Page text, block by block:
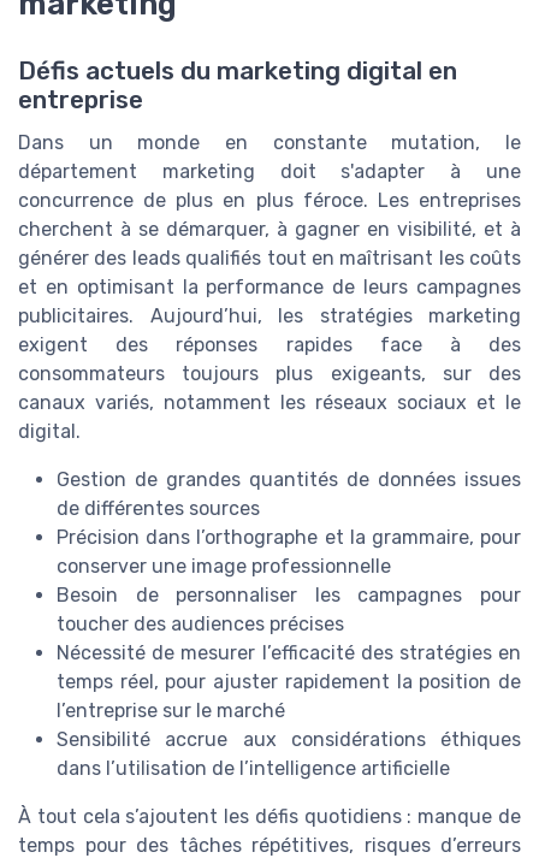
Défis actuels du marketing digital en
entreprise
Dans un monde en constante mutation, le
département marketing doit s'adapter à une
concurrence de plus en plus féroce. Les entreprises
cherchent à se démarquer, à gagner en visibilité, et à
générer des leads qualifiés tout en maîtrisant les coûts
et en optimisant la performance de leurs campagnes
publicitaires. Aujourd’hui, les stratégies marketing
exigent des réponses rapides face à des
consommateurs toujours plus exigeants, sur des
canaux variés, notamment les réseaux sociaux et le
digital.
Gestion de grandes quantités de données issues
de différentes sources
Précision dans l’orthographe et la grammaire, pour
conserver une image professionnelle
Besoin de personnaliser les campagnes pour
toucher des audiences précises
Nécessité de mesurer l’efficacité des stratégies en
temps réel, pour ajuster rapidement la position de
l’entreprise sur le marché
Sensibilité accrue aux considérations éthiques
dans l’utilisation de l’intelligence artificielle
À tout cela s’ajoutent les défis quotidiens : manque de
temps pour des tâches répétitives, risques d’erreurs